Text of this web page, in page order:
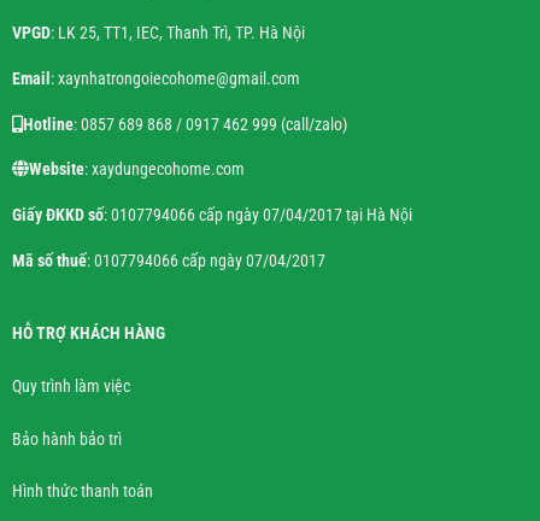
VPGD: LK 25, TT1, IEC, Thanh Trì, TP. Hà Nội
Email : xaynhatrongoiecohome@gmail.com
Hotline: 0857 689 868 / 0917 462 999 (call/zalo)
Website: xaydungecohome.com
Giấy ĐKKD số: 0107794066 cấp ngày 07/04/2017 tại Hà Nội
Mã số thuế: 0107794066 cấp ngày 07/04/2017
HỖ TRỢ KHÁCH HÀNG
Quy trình làm việc
Bảo hành bảo trì
Hình thức thanh toán